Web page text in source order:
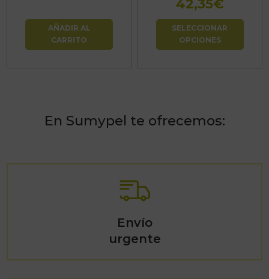
AÑADIR AL
CARRITO
42,35€
de
desde
SELECCIONAR
OPCIONES
la
página
de
En Sumypel te ofrecemos:
Envío
urgente